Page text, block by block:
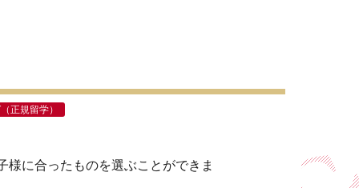
正規留学）
に合ったものを選ぶことができま